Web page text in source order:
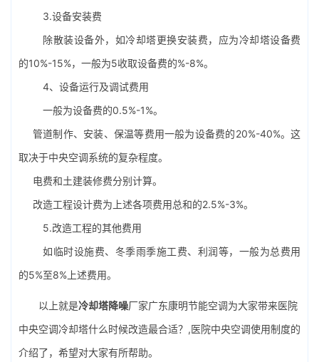
3.设备安装费
除散装设备外，如冷却塔更换安装费，应为冷却塔设备费
的10%-15%，一般为5收取设备费的%-8%。
4、设备运行及调试费用
一般为设备费的0.5%-1%。
管道制作、安装、保温等费用一般为设备费的20%-40%。这
取决于中央空调系统的复杂程度。
电费和土建装修费分别计算。
改造工程设计费为上述各项费用总和的2.5%-3%。
5.改造工程的其他费用
如临时设施费、冬季雨季施工费、利润等，一般为总费用
的5%至8%上述费用。
以上就是冷却塔降噪厂家广东康明节能空调为大家带来医院
中央空调冷却塔什么时候改造最合适？,医院中央空调使用制度的
介绍了，希望对大家有所帮助。